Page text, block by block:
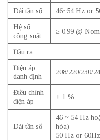
Dải tần số
46~54 Hz or
Hệ số
công suất
≥ 0.99 @
Đầu ra
Điện áp
danh định
208/220/230/
Điều chỉnh
điện áp
± 1 %
Dải tần số
46 ~ 54 Hz
hóa)
50 Hz or